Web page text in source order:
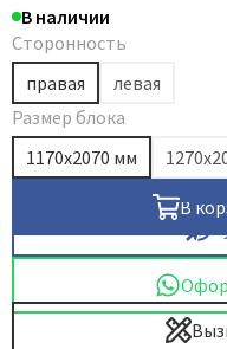
В наличии
Сторонность
правая
левая
Размер блока
1170х2070 мм
В